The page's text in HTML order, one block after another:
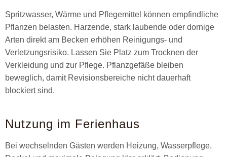
Spritzwasser, Wärme und Pflegemittel können empfindliche
Pflanzen belasten. Harzende, stark laubende oder dornige
Arten direkt am Becken erhöhen Reinigungs- und
Verletzungsrisiko. Lassen Sie Platz zum Trocknen der
Verkleidung und zur Pflege. Pflanzgefäße bleiben
beweglich, damit Revisionsbereiche nicht dauerhaft
blockiert sind.
Nutzung im Ferienhaus
Bei wechselnden Gästen werden Heizung, Wasserpflege,